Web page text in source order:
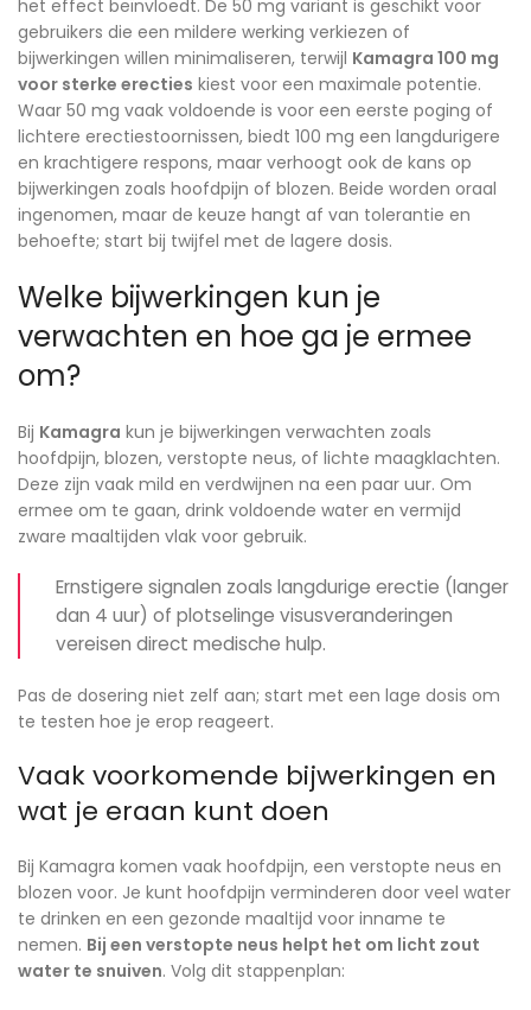
het effect beïnvloedt. De 50 mg variant is geschikt voor
gebruikers die een mildere werking verkiezen of
bijwerkingen willen minimaliseren, terwijl Kamagra 100 mg
voor sterke erecties kiest voor een maximale potentie.
Waar 50 mg vaak voldoende is voor een eerste poging of
lichtere erectiestoornissen, biedt 100 mg een langdurigere
en krachtigere respons, maar verhoogt ook de kans op
bijwerkingen zoals hoofdpijn of blozen. Beide worden oraal
ingenomen, maar de keuze hangt af van tolerantie en
behoefte; start bij twijfel met de lagere dosis.
Welke bijwerkingen kun je
verwachten en hoe ga je ermee
om?
Bij Kamagra kun je bijwerkingen verwachten zoals
hoofdpijn, blozen, verstopte neus, of lichte maagklachten.
Deze zijn vaak mild en verdwijnen na een paar uur. Om
ermee om te gaan, drink voldoende water en vermijd
zware maaltijden vlak voor gebruik.
Ernstigere signalen zoals langdurige erectie (langer
dan 4 uur) of plotselinge visusveranderingen
vereisen direct medische hulp.
Pas de dosering niet zelf aan; start met een lage dosis om
te testen hoe je erop reageert.
Vaak voorkomende bijwerkingen en
wat je eraan kunt doen
Bij Kamagra komen vaak hoofdpijn, een verstopte neus en
blozen voor. Je kunt hoofdpijn verminderen door veel water
te drinken en een gezonde maaltijd voor inname te
nemen. Bij een verstopte neus helpt het om licht zout
water te snuiven. Volg dit stappenplan: